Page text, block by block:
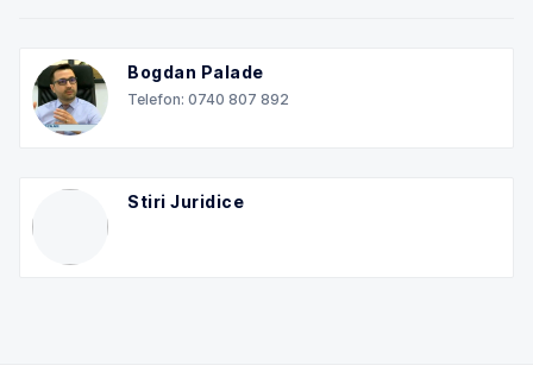
Bogdan Palade
Telefon: 0740 807 892
Stiri Juridice